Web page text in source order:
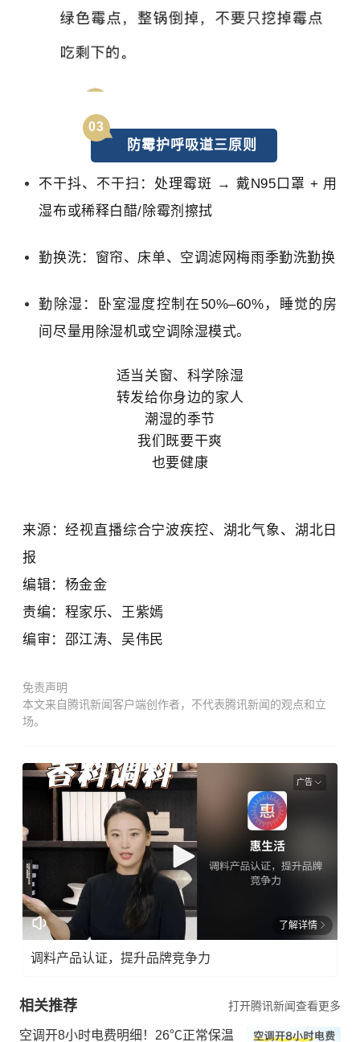
03
防霉护呼吸道三原则
不干抖、不干扫： 处理霉斑 → 戴N95口罩 + 用
湿布或稀释白醋/除霉剂擦拭
勤换洗： 窗帘、床单、空调滤网梅雨季勤洗勤换
勤除湿：
卧室湿度控制在50%–60%，睡觉的房
间尽量用除湿机或空调除湿模式。
适当关窗、科学除湿
转发给你身边的家人
潮湿的季节
我们既要干爽
也要健康
来源：经视直播综合宁波疾控、湖北气象、湖北日
报
编辑：杨金金
责编：程家乐、王紫嫣
编审： 邵江涛、吴伟民
免责声明
本文来自腾讯新闻客户端创作者，不代表腾讯新闻的观点和立
场。
广告
了解详情
调料产品认证，提升品牌竞争力
相关推荐 打开腾讯新闻查看更多
空调开8小时电费明细！26℃正常保温